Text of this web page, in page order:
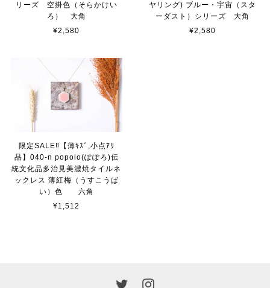
リーズ 空掛色（そらかけい
ろ） 大角
¥2,580
ヤリング) ブルー・宇宙（スタ
ーダスト）シリーズ 大角
¥2,580
限定SALE‼【薄ｷｽﾞ,小点ｱﾘ
品】040-n popolo(ぽぽろ)伝
統文化品多治見美濃焼タイルネ
ックレス 薄紅梅（うすこうば
い）色 六角
¥1,512